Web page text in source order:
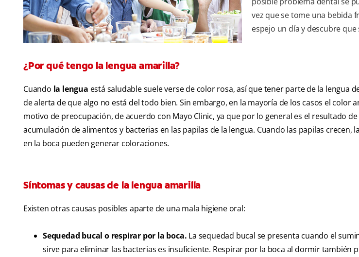
vez que se tome una bebida
espejo un día y descubre
¿Por qué tengo la lengua amarilla?
Cuando la lengua está saludable suele verse de color rosa, así que tener parte de la lengua
de alerta de que algo no está del todo bien. Sin embargo, en la mayoría de los casos el color
motivo de preocupación, de acuerdo con Mayo Clinic, ya que por lo general es el resultado
acumulación de alimentos y bacterias en las papilas de la lengua. Cuando las papilas crecen,
en la boca pueden generar coloraciones.
Síntomas y causas de la lengua amarilla
Existen otras causas posibles aparte de una mala higiene oral:
Sequedad bucal o respirar por la boca. La sequedad bucal se presenta cuando el
sirve para eliminar las bacterias es insuficiente. Respirar por la boca al dormir también